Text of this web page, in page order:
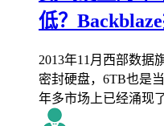
低？
2013年11月西部数据
密封硬盘，6TB也是
年多市场上已经涌现